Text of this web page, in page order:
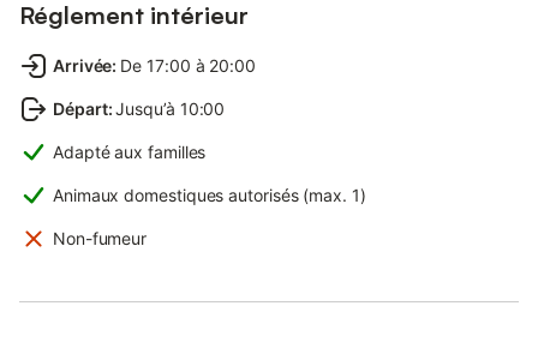
Réglement intérieur
Arrivée: De 17:00 à 20:00
Départ:Jusqu’à 10:00
Adapté aux familles
Animaux domestiques autorisés (max. 1)
Non-fumeur